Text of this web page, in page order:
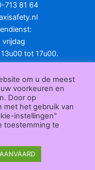
713 81 64
vrijdag
tot 17u00.
| Betaling
|Herroepingsfunctie
|Contact
om u de meest
voorkeuren en
Door op
met het gebruik van
instellingen"
toestemming te
AANVAARD